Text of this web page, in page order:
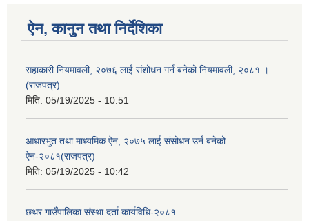
ऐन, कानुन तथा निर्देशिका
सहाकारी नियमावली, २०७६ लाई संशोधन गर्न बनेको नियमावली, २०८१ ।
(राजपत्र)
मिति: 05/19/2025 - 10:51
आधारभुत तथा माध्यमिक ऐन, २०७५ लाई संसोधन उर्न बनेको
ऐन-२०८१(राजपत्र)
मिति: 05/19/2025 - 10:42
छथर गाउँपालिका संस्था दर्ता कार्यविधि-२०८१